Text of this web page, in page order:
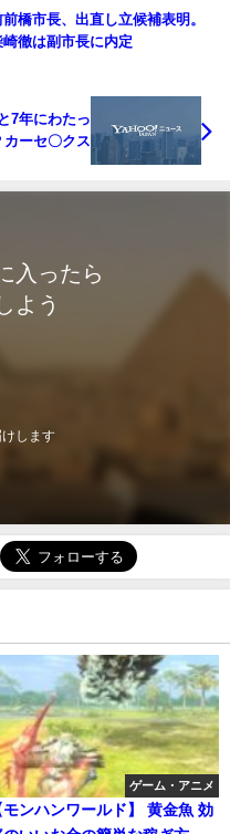
前橋市長、出直し立候補表明。
徹は副市長に内定
7年にわたっ
ーセ〇クス
入ったら
よう
します
ゲーム・アニメ
モンハンワールド】 黄金魚 効